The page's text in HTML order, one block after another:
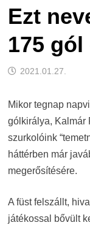
Ezt
175
2021.01.27.
Mikor tegnap
gólkirálya, Kalmár
szurkolóink
háttérben már
megerősítésére.
A füst felszállt,
játékossal bővült